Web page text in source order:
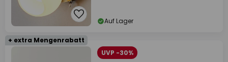
Auf Lager
+ extra Mengenrabatt
UVP -30%